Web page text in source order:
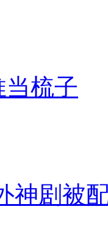
当梳子
神剧被